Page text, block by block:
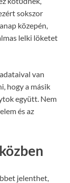
sokszor
közepén,
lelki löketet
van
hogy a másik
együtt. Nem
és az
jelenthet,